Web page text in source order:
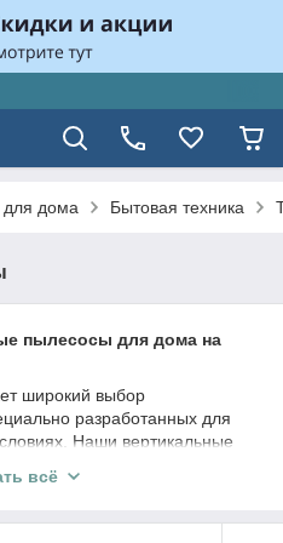
для дома Бытовая техника
пылесосы для дома на
широкий выбор
разработанных для
Наши вертикальные
эффективную уборку
всё